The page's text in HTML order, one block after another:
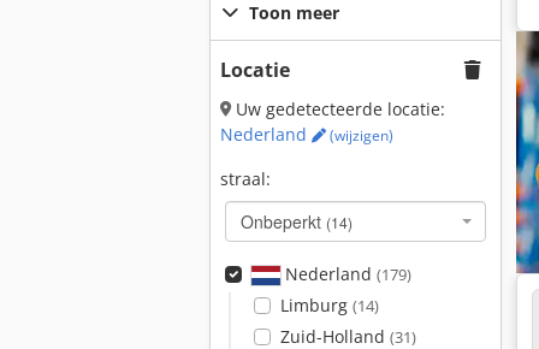
Toon meer
Locatie
Uw gedetecteerde locatie:
Nederland
(wijzigen)
straal:
Onbeperkt (14)
Nederland (179)
Limburg (14)
Zuid-Holland (31)